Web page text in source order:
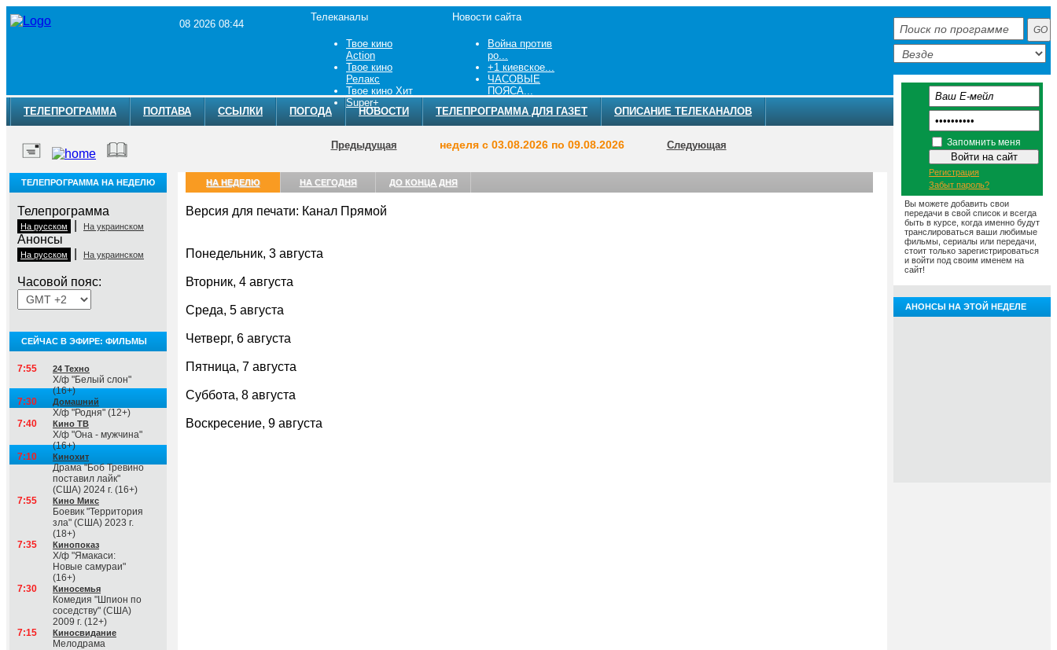
08 2026 08:44
Телеканалы
Твое кино
Action
Твое кино
Релакс
Твое кино Хит
Super+
Новости сайта
Война против
ро...
+1 киевское...
ЧАСОВЫЕ
ПОЯСА...
ТЕЛЕПРОГРАММА
ПОЛТАВА ССЫЛКИ ПОГОДА НОВОСТИ ТЕЛЕПРОГРАММА ДЛЯ ГАЗЕТ ОПИСАНИЕ ТЕЛЕКАНАЛОВ
Предыдущая неделя с 03.08.2026 по 09.08.2026 Следующая
ТЕЛЕПРОГРАММА НА НЕДЕЛЮ
Телепрограмма
На русском На украинском
Анонсы
На русском На украинском
Часовой пояс:
СЕЙЧАС В ЭФИРЕ: ФИЛЬМЫ
7:55 24 Техно
Х/ф "Белый слон"
(16+)
7:30
Домашний
Х/ф "Родня" (12+)
7:40
Кино ТВ
Х/ф "Она - мужчина"
(16+)
7:10
Кинохит
Драма "Боб Тревино
поставил лайк"
(США) 2024 г. (16+)
7:55
Кино Микс
Боевик "Территория
зла" (США) 2023 г.
(18+)
7:35
Кинопоказ
Х/ф "Ямакаси:
Новые самураи"
(16+)
7:30
Киносемья
Комедия "Шпион по
соседству" (США)
2009 г. (12+)
7:15
Киносвидание
Мелодрама
НА НЕДЕЛЮ НА СЕГОДНЯ ДО КОНЦА ДНЯ
Версия для печати: Канал Прямой
Понедельник, 3 августа
Вторник, 4 августа
Среда, 5 августа
Четверг, 6 августа
Пятница, 7 августа
Суббота, 8 августа
Воскресение, 9 августа
Запомнить меня
Регистрация
Забыт пароль?
Вы можете добавить свои
передачи в свой список и всегда
быть в курсе, когда именно будут
транслироваться ваши любимые
фильмы, сериалы или передачи,
стоит только зарегистрироваться
и войти под своим именем на
сайт!
АНОНСЫ НА ЭТОЙ НЕДЕЛЕ